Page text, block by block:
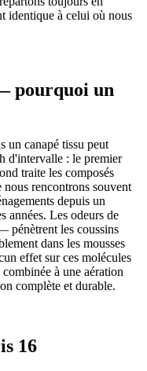
identique à celui où nous
pourquoi un
un canapé tissu peut
d'intervalle : le premier
traite les composés
nous rencontrons souvent
depuis un
années. Les odeurs de
les coussins
dans les mousses
effet sur ces molécules
à une aération
complète et durable.
16